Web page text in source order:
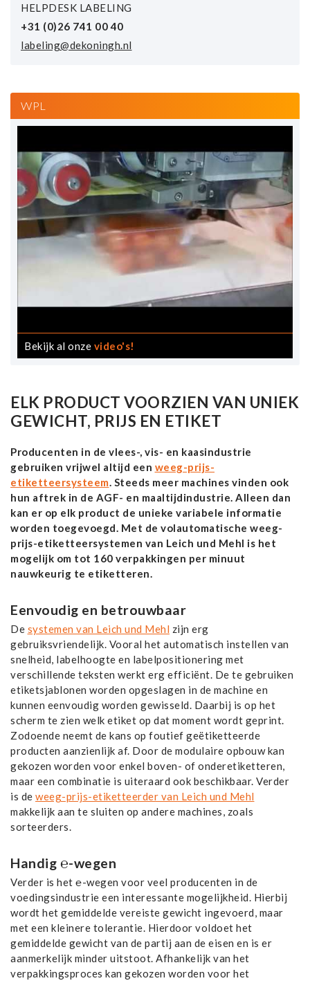
HELPDESK LABELING
+31 (0)26 741 00 40
labeling@dekoningh.nl
WPL
Bekijk al onze video's!
ELK PRODUCT VOORZIEN VAN UNIEK
GEWICHT, PRIJS EN ETIKET
Producenten in de vlees-, vis- en kaasindustrie
gebruiken vrijwel altijd een weeg-prijs-
etiketteersysteem . Steeds meer machines vinden ook
hun aftrek in de AGF- en maaltijdindustrie. Alleen dan
kan er op elk product de unieke variabele informatie
worden toegevoegd. Met de volautomatische weeg-
prijs-etiketteersystemen van Leich und Mehl is het
mogelijk om tot 160 verpakkingen per minuut
nauwkeurig te etiketteren.
Eenvoudig en betrouwbaar
De systemen van Leich und Mehl zijn erg
gebruiksvriendelijk. Vooral het automatisch instellen van
snelheid, labelhoogte en labelpositionering met
verschillende teksten werkt erg efficiënt. De te gebruiken
etiketsjablonen worden opgeslagen in de machine en
kunnen eenvoudig worden gewisseld. Daarbij is op het
scherm te zien welk etiket op dat moment wordt geprint.
Zodoende neemt de kans op foutief geëtiketteerde
producten aanzienlijk af. Door de modulaire opbouw kan
gekozen worden voor enkel boven- of onderetiketteren,
maar een combinatie is uiteraard ook beschikbaar. Verder
is de weeg-prijs-etiketteerder van Leich und Mehl
makkelijk aan te sluiten op andere machines, zoals
sorteerders.
Handig ℮-wegen
Verder is het ℮-wegen voor veel producenten in de
voedingsindustrie een interessante mogelijkheid. Hierbij
wordt het gemiddelde vereiste gewicht ingevoerd, maar
met een kleinere tolerantie. Hierdoor voldoet het
gemiddelde gewicht van de partij aan de eisen en is er
aanmerkelijk minder uitstoot. Afhankelijk van het
verpakkingsproces kan gekozen worden voor het